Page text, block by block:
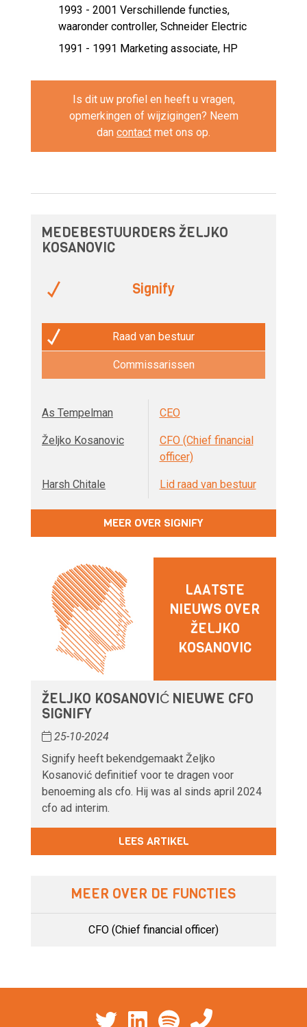
1993 - 2001 Verschillende functies,
waaronder controller, Schneider Electric
1991 - 1991 Marketing associate, HP
Is dit uw profiel en heeft u vragen,
opmerkingen of wijzigingen? Neem
dan contact met ons op.
MEDEBESTUURDERS ŽELJKO
KOSANOVIC
Signify
Raad van bestuur
Commissarissen
As Tempelman CEO
Željko Kosanovic
CFO (Chief financial
officer)
Harsh Chitale Lid raad van bestuur
MEER OVER SIGNIFY
LAATSTE
NIEUWS OVER
ŽELJKO
KOSANOVIC
ŽELJKO KOSANOVIĆ NIEUWE CFO
SIGNIFY
25-10-2024
Signify heeft bekendgemaakt Željko
Kosanović definitief voor te dragen voor
benoeming als cfo. Hij was al sinds april 2024
cfo ad interim.
LEES ARTIKEL
MEER OVER DE FUNCTIES
CFO (Chief financial officer)